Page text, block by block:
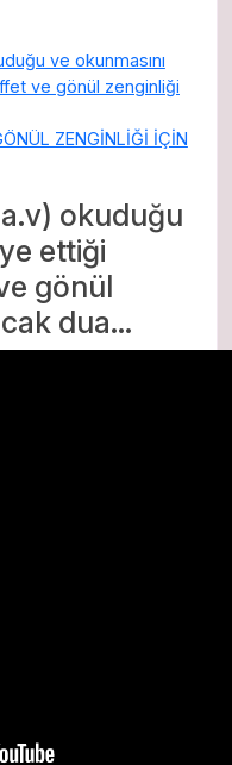
ve okunmasını
ve gönül zenginliği
ZENGİNLİĞİ İÇİN
okuduğu
ettiği
gönül
dua…